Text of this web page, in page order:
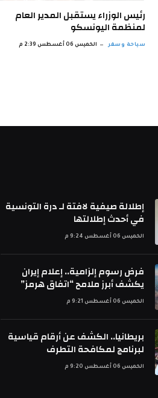
رئيس الوزراء يستقبل المدير العام
لمنظمة اليونسكو
سياحة وسفر الخميس 06 أغسطس 2:39 م
إطلالة صيفية لافتة لـ درة التونسية
في أحدث إطلالتها
الخميس 06 أغسطس 9:24 م
فرض رسوم إلزامية.. إعلام إيران
يكشف أبرز ملامح “اتفاق هرمز”
الخميس 06 أغسطس 9:21 م
بريطانيا.. الكشف عن أرقام قياسية
لبرنامج لمكافحة التطرف
الخميس 06 أغسطس 9:20 م